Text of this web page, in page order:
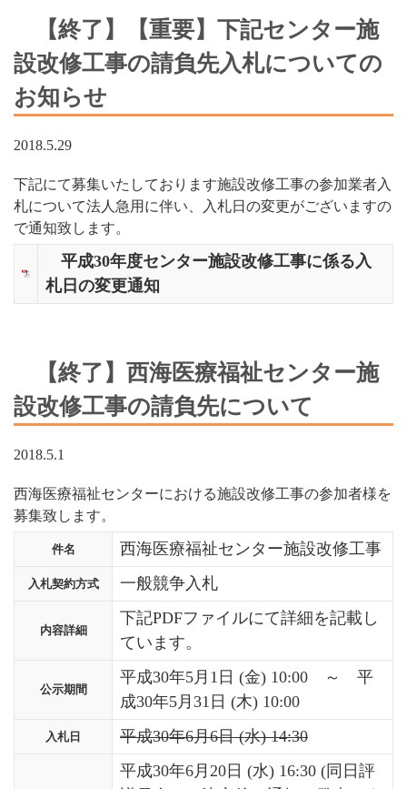
【終了】【重要】下記センター施
設改修工事の請負先入札についての
お知らせ
2018.5.29
下記にて募集いたしております施設改修工事の参加業者入
札について法人急用に伴い、入札日の変更がございますの
で通知致します。
平成30年度センター施設改修工事に係る入
札日の変更通知
【終了】西海医療福祉センター施
設改修工事の請負先について
2018.5.1
西海医療福祉センターにおける施設改修工事の参加者様を
募集致します。
件名 西海医療福祉センター施設改修工事
入札契約方式 一般競争入札
内容詳細
下記PDFファイルにて詳細を記載し
ています。
公示期間
平成30年5月1日 (金) 10:00 ～ 平
成30年5月31日 (木) 10:00
入札日 平成30年6月6日 (水) 14:30
平成30年6月20日 (水) 16:30 (同日評